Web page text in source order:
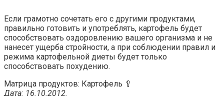
Если грамотно сочетать его с другими продуктами,
правильно готовить и употреблять, картофель будет
способствовать оздоровлению вашего организма и не
нанесет ущерба стройности, а при соблюдении правил и
режима картофельной диеты будет только
способствовать похудению.
Матрица продуктов: Картофель 🥄
Дата: 16.10.2012.